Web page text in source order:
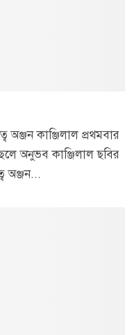
অঞ্জন কাঞ্জিলাল প্রথমবার
অনুভব কাঞ্জিলাল ছবির
অঞ্জন...